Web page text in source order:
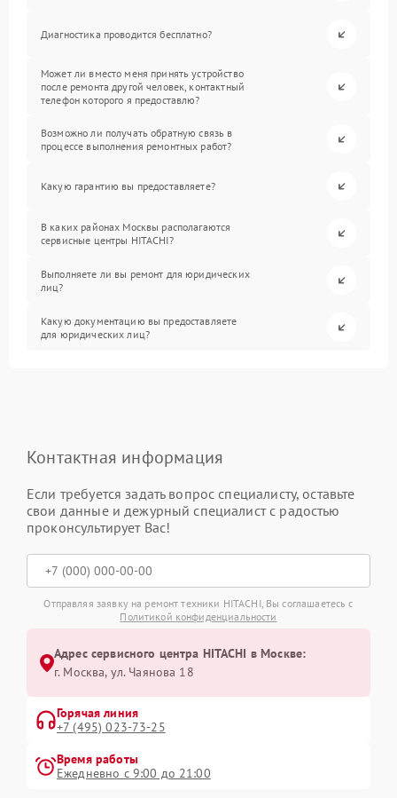
Диагностика проводится бесплатно?
Может ли вместо меня принять устройство
после ремонта другой человек, контактный
телефон которого я предоставлю?
Возможно ли получать обратную связь в
процессе выполнения ремонтных работ?
Какую гарантию вы предоставляете?
В каких районах Москвы располагаются
сервисные центры HITACHI?
Выполняете ли вы ремонт для юридических
лиц?
Какую документацию вы предоставляете
для юридических лиц?
Контактная информация
Если требуется задать вопрос специалисту, оставьте
свои данные и дежурный специалист с радостью
проконсультирует Вас!
Отправляя заявку на ремонт техники HITACHI, Вы соглашаетесь с
Политикой конфиденциальности
Адрес сервисного центра HITACHI в Москве:
г. Москва, ул. Чаянова 18
Горячая линия
+7 (495) 023-73-25
Время работы
Ежедневно с 9:00 до 21:00